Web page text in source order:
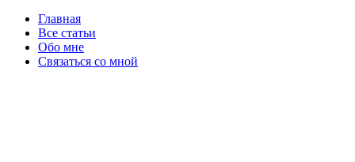
Главная
Все статьи
Обо мне
Связаться со мной